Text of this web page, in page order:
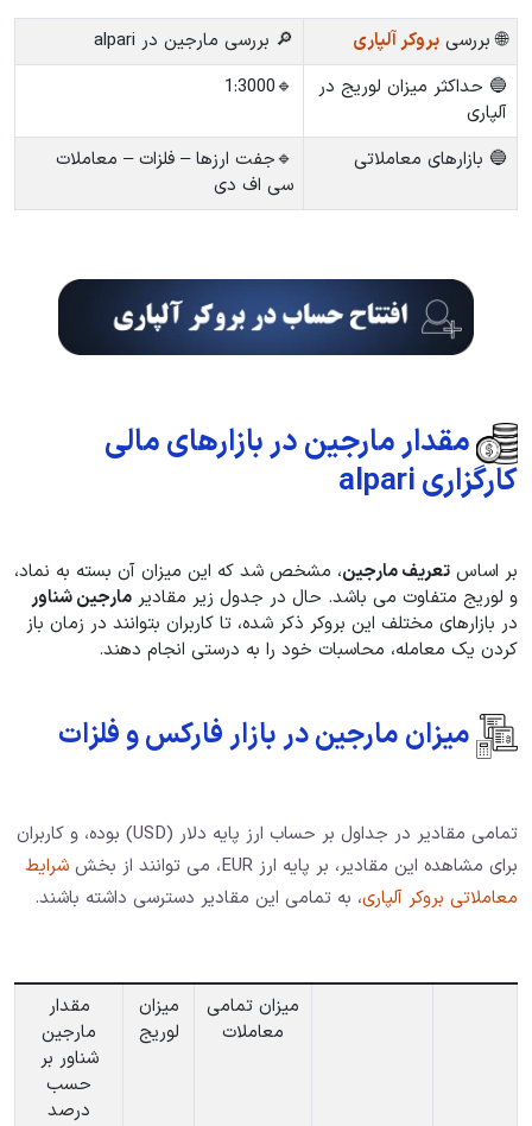
🌐 بررسی بروکر آلپاری
🔎 بررسی مارجین در alpari
🔵 حداکثر میزان لوریج در
آلپاری
🔹1:3000
🔵 بازارهای معاملاتی
🔹جفت ارزها – فلزات – معاملات
سی اف دی
مقدار مارجین در بازارهای مالی
کارگزاری alpari
بر اساس تعریف مارجین، مشخص شد که این میزان آن بسته به نماد،
و لوریج متفاوت می باشد. حال در جدول زیر مقادیر مارجین شناور
در بازارهای مختلف این بروکر ذکر شده، تا کاربران بتوانند در زمان باز
کردن یک معامله، محاسبات خود را به درستی انجام دهند.
میزان مارجین در بازار فارکس و فلزات
تمامی مقادیر در جداول بر حساب ارز پایه دلار (USD) بوده، و کاربران
برای مشاهده این مقادیر، بر پایه ارز EUR، می توانند از بخش
شرایط
معاملاتی بروکر آلپاری، به تمامی این مقادیر دسترسی داشته باشند.
میزان تمامی
معاملات
میزان
لوریج
مقدار
مارجین
شناور بر
حسب
درصد